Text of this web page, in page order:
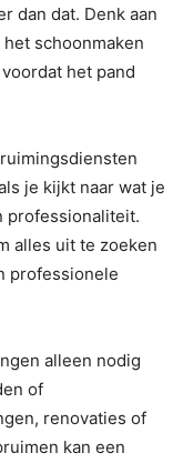
dan dat. Denk aan
schoonmaken
het pand
je kijkt naar wat je
professionaliteit.
alles uit te zoeken
professionele
alleen nodig
of
renovaties of
kan een